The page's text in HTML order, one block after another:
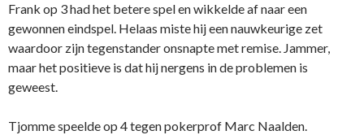
Frank op 3 had het betere spel en wikkelde af naar een
gewonnen eindspel. Helaas miste hij een nauwkeurige zet
waardoor zijn tegenstander onsnapte met remise. Jammer,
maar het positieve is dat hij nergens in de problemen is
geweest.
Tjomme speelde op 4 tegen pokerprof Marc Naalden.